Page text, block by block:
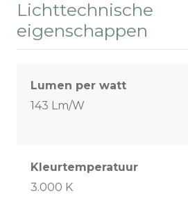
Lichttechnische
eigenschappen
Lumen per watt
143 Lm/W
Kleurtemperatuur
3.000 K